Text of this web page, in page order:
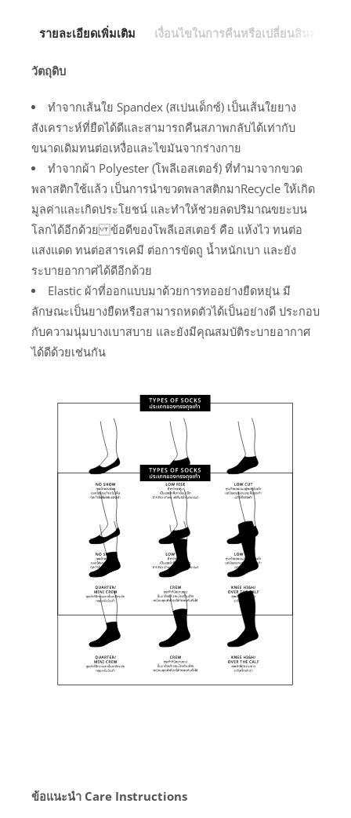
รายละเอียดเพิ่มเติม เงื่อนไขในการคืนหรือเปลี่ยนสินค้า
วัตถุดิบ
ทำจากเส้นใย Spandex (สเปนเด็กซ์) เป็นเส้นใยยาง
สังเคราะห์ที่ยืดได้ดีและสามารถคืนสภาพกลับได้เท่ากับ
ขนาดเดิมทนต่อเหงื่อและไขมันจากร่างกาย
ทำจากผ้า Polyester (โพลีเอสเตอร์) ที่ทำมาจากขวด
พลาสติกใช้แล้ว เป็นการนำขวดพลาสติกมาRecycle ให้เกิด
มูลค่าและเกิดประโยชน์ และทำให้ช่วยลดปริมาณขยะบน
โลกได้อีกด้วย ข้อดีของโพลีเอสเตอร์ คือ แห้งไว ทนต่อ
แสงแดด ทนต่อสารเคมี ต่อการขัดถู น้ำหนักเบา และยัง
ระบายอากาศได้ดีอีกด้วย
Elastic ผ้าที่ออกแบบมาด้วยการทออย่างยืดหยุ่น มี
ลักษณะเป็นยางยืดหรือสามารถหดตัวได้เป็นอย่างดี ประกอบ
กับความนุ่มบางเบาสบาย และยังมีคุณสมบัติระบายอากาศ
ได้ดีด้วยเช่นกัน
ข้อแนะนำ Care Instructions